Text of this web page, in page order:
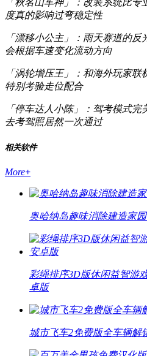
度真的影响过弯稳定性
「漂移小公主」：雨天赛道的
会根据车速变化流动方向
「涡轮增压王」：和海外玩家
特别考验走位配合
「停车达人小陈」：驾考模式
去考驾照居然一次通过
相关软件
More+
奥哈纳岛趣味消除建造家
彩绳排序3D版休闲益智游
卓版
城市飞车2免费版全车辆解